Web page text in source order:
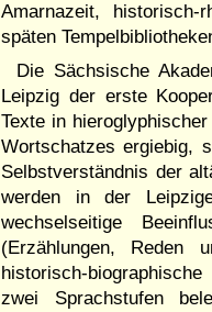
Amarnazeit,
späten
Die Sächsische
Leipzig der erste
Texte in
Wortschatzes ergiebig,
Selbstverständnis der
werden in der
wechselseitige
(Erzählungen, Reden
historisch-
zwei Sprachstufen